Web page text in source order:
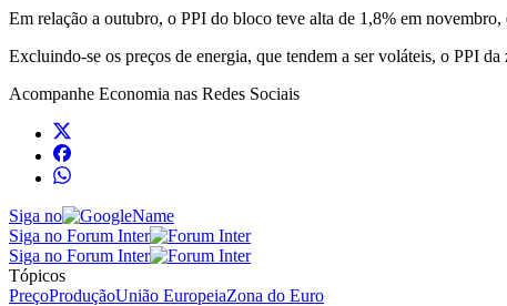
Em relação a outubro, o PPI do bloco teve alta de 1,8% em
Excluindo-se os preços de energia, que tendem a ser voláteis, o PPI
Acompanhe Economia nas Redes Sociais
Siga no
Siga no Forum Inter
Siga no Forum Inter
Tópicos
PreçoProduçãoUnião EuropeiaZona do Euro